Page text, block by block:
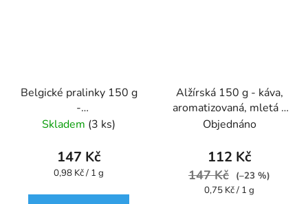
Belgické pralinky 150 g
-
káva,aromatizovaná,mletá
Skladem (3 ks)
147 Kč
Měrná
0,98 Kč / 1 g
Alžírská 150 g - káva,
aromatizovaná, mletá -
Oxalis
Objednáno
112 Kč
147 Kč
(–23 %)
Měrná
0,75 Kč / 1 g